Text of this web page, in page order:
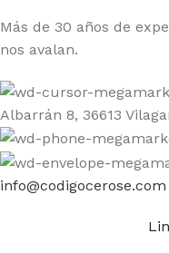
Más de 30 años de
nos avalan.
Albarrán 8, 36613
info@codigocerose.com